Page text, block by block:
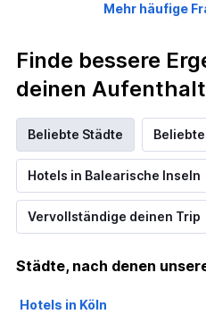
Mehr häufige
Finde bessere
deinen
Beliebte Städte
Hotels in Balearische Inseln
Vervollständige deinen Trip
Städte, nach denen
Hotels in Köln